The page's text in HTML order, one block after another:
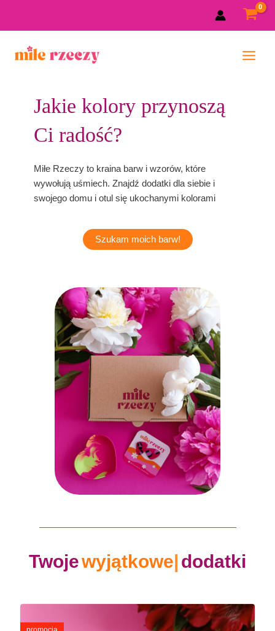
Menu
Jakie kolory przynoszą
Ci radość?
Miłe Rzeczy to kraina barw i wzorów, które
wywołują uśmiech. Znajdź dodatki dla siebie i
swojego domu i otul się ukochanymi kolorami
Szukam moich barw!
Twojekreatywne dodatki
Pierwotna
cena
Aktualna
cena